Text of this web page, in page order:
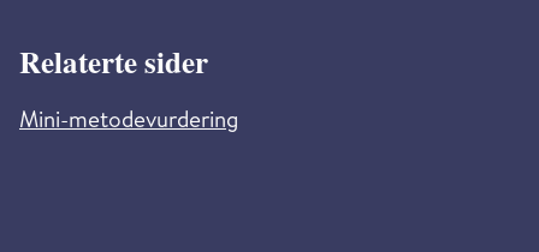
Relaterte sider
Mini-metodevurdering